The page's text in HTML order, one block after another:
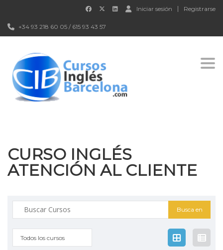
Iniciar sesión Registrarse
+34 93 218 60 05 / 615 93 43 57
CURSO INGLÉS
ATENCIÓN AL CLIENTE
Buscar:
Todos los cursos